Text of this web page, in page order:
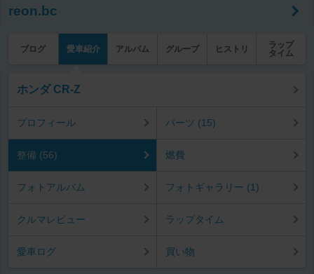
reon.bc
ブログ 愛車紹介 アルバム グループ ヒストリ
ラップ
タイム
ホンダ CR-Z
プロフィール パーツ (15)
整備 (56) 燃費
フォトアルバム フォトギャラリー (1)
クルマレビュー ラップタイム
愛車ログ 買い物